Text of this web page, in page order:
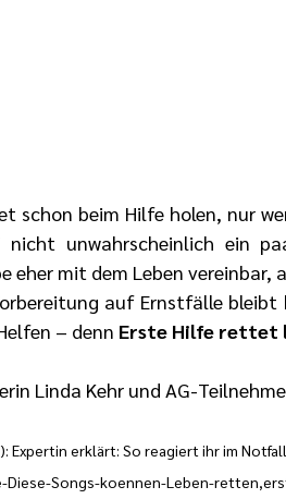
schon beim Hilfe holen, nur
nicht unwahrscheinlich ein
eher mit dem Leben vereinbar,
auf Ernstfälle
– denn Erste Hilfe rettet
Linda Kehr und AG-
Expertin erklärt: So reagiert ihr im
Diese-Songs-koennen-Leben-